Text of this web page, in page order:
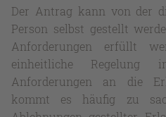
Der Antrag kann von der
Person selbst gestellt
Anforderungen erfüllt
einheitliche
Anforderungen an die
kommt es häufig zu